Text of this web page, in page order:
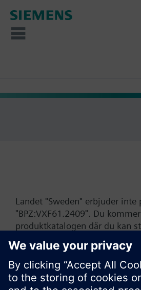
Landet "Sweden" erbjuder inte
"BPZ:VXF61.2409". Du
produktkatalogen där du kan
sökning eller bläddra igenom
produktutbud.